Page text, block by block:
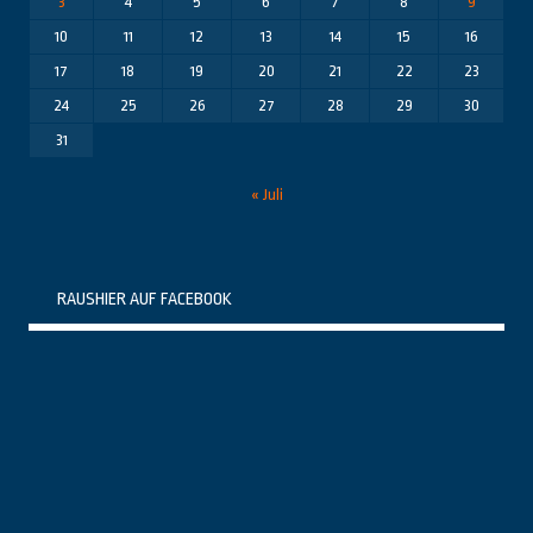
10
11 12 13 14 15
16
17
18 19 20 21 22
23
24
25 26 27 28 29
30
31
« Juli
RAUSHIER AUF FACEBOOK